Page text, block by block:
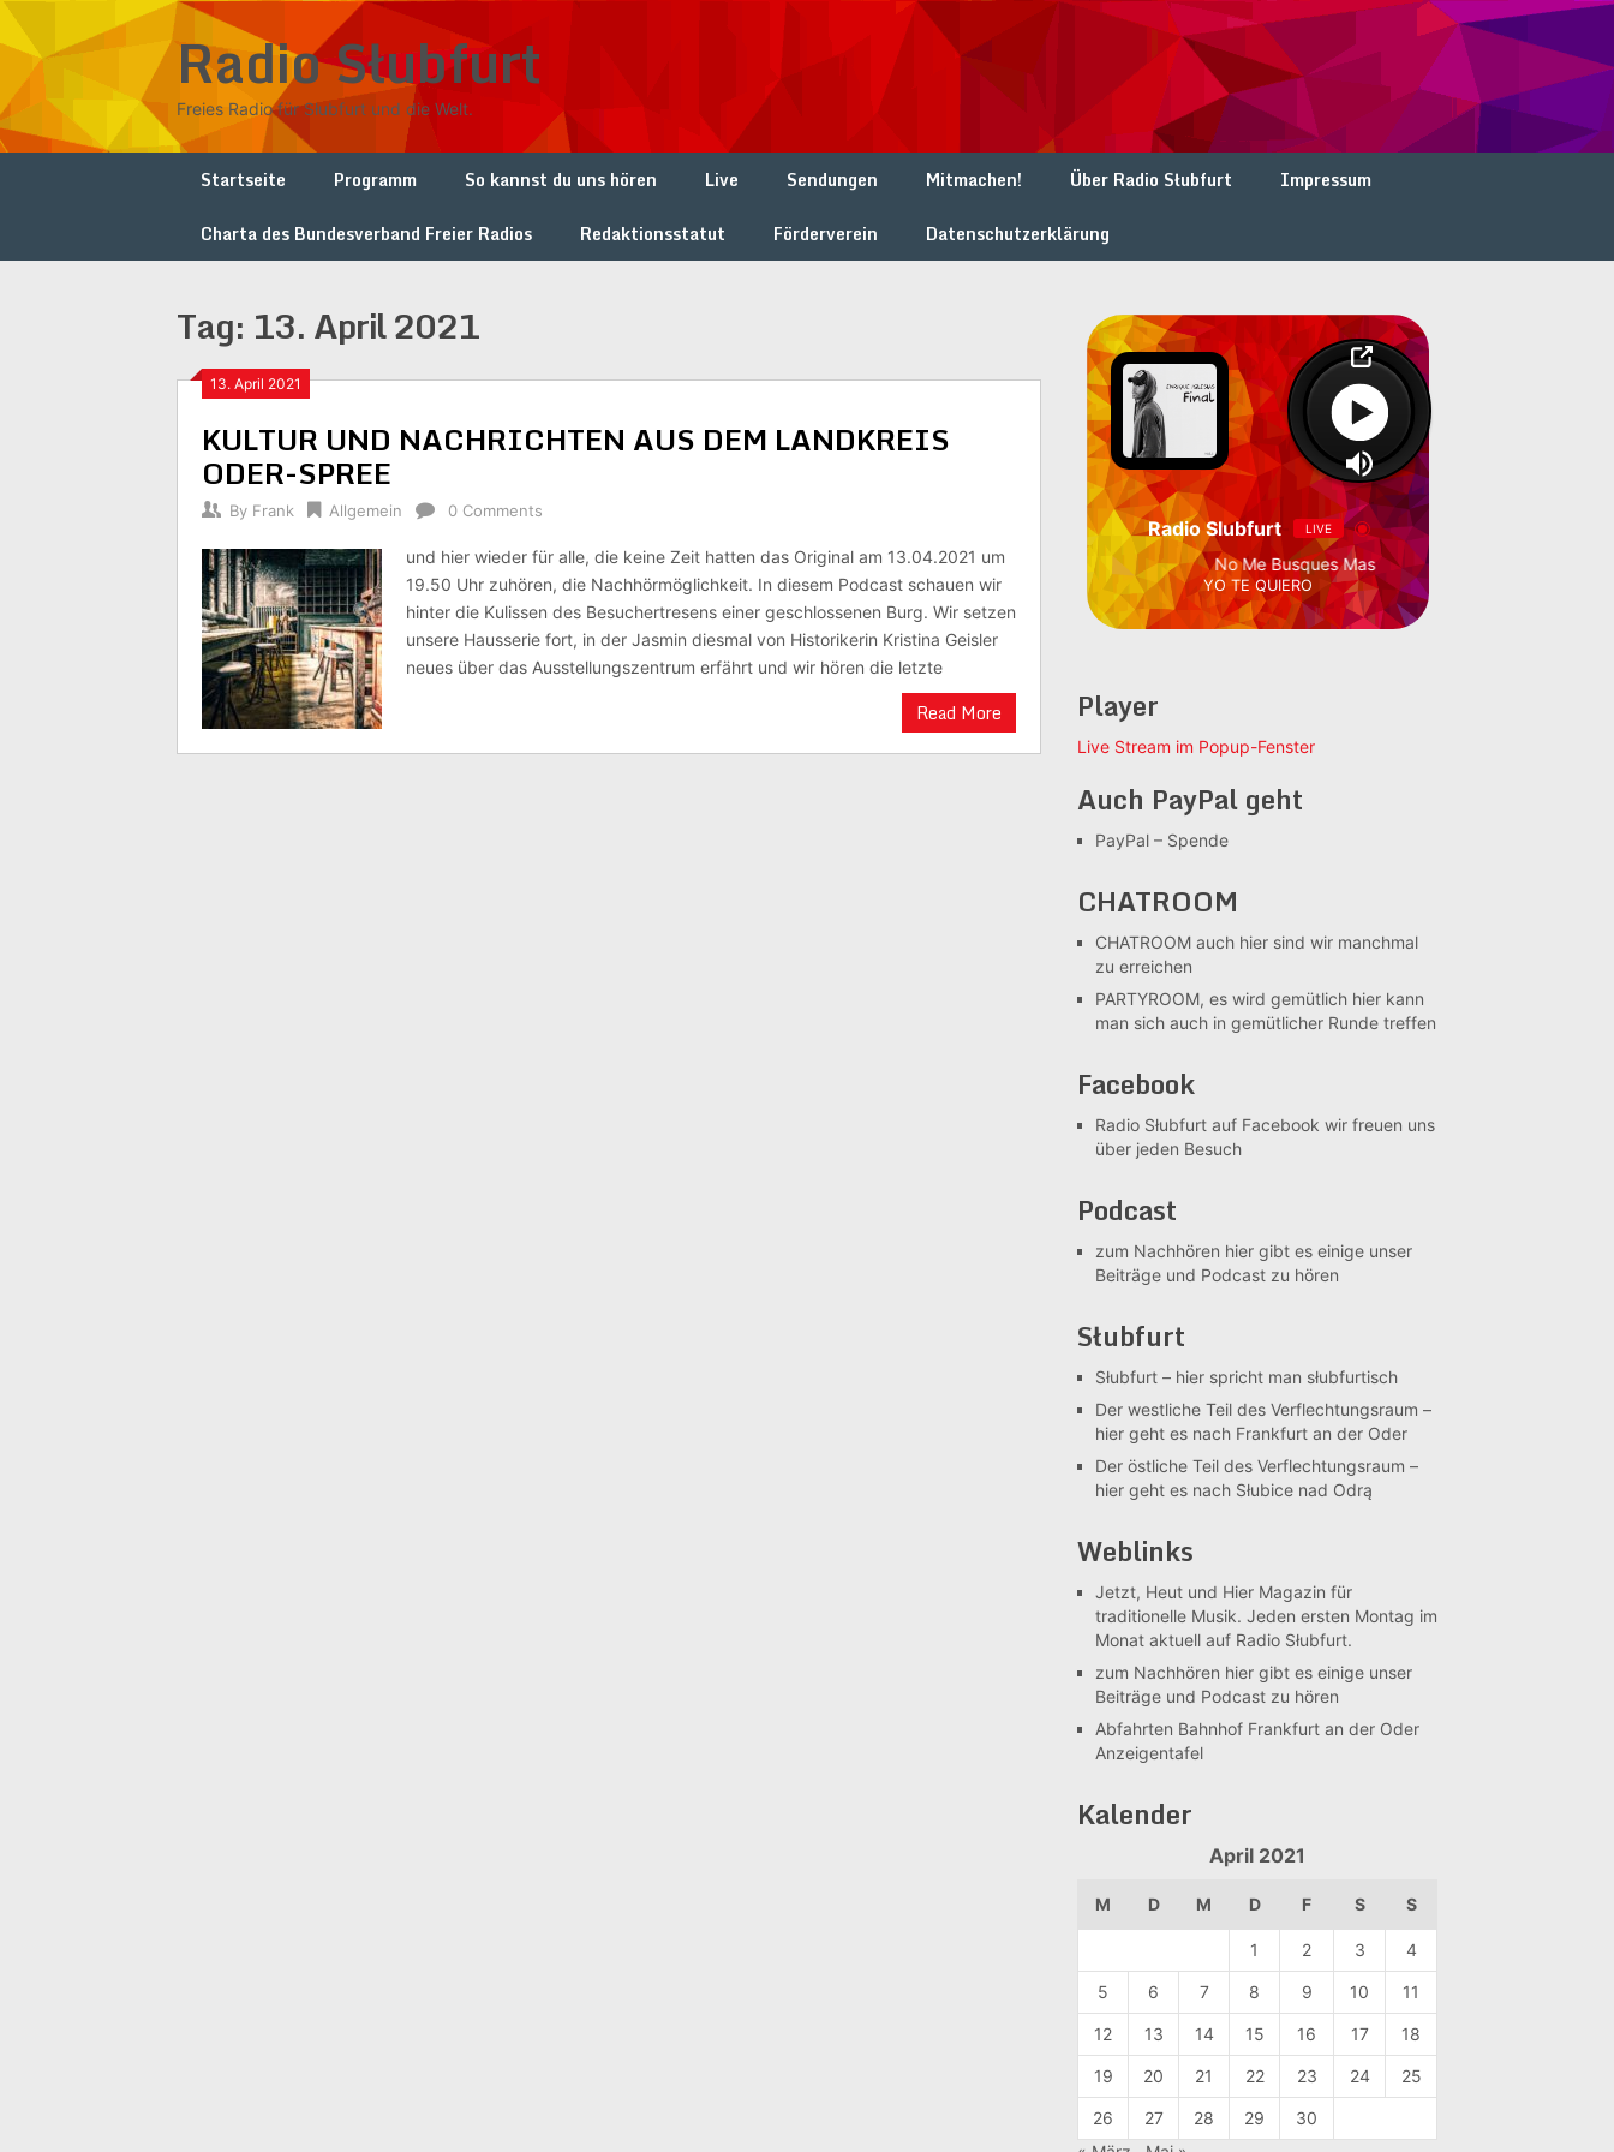
Skip
to
content
Radio Słubfurt
Freies Radio für Słubfurt und die Welt.
Startseite Programm So kannst du uns hören Live Sendungen Mitmachen! Über Radio Słubfurt
Impressum
Charta des Bundesverband Freier Radios
Redaktionsstatut Förderverein Datenschutzerklärung
Tag: 13. April 2021
13. April 2021
KULTUR UND NACHRICHTEN AUS DEM LANDKREIS
ODER-SPREE
By Frank Allgemein 0 Comments
und hier wieder für alle, die keine Zeit hatten das Original am 13.04.2021 um
19.50 Uhr zuhören, die Nachhörmöglichkeit. In diesem Podcast schauen wir
hinter die Kulissen des Besuchertresens einer geschlossenen Burg. Wir setzen
unsere Hausserie fort, in der Jasmin diesmal von Historikerin Kristina Geisler
neues über das Ausstellungszentrum erfährt und wir hören die letzte
Read More
Radio Slubfurt LIVE
No Me Busques Mas
YO TE QUIERO
Player
Live Stream im Popup-Fenster
Auch PayPal geht
PayPal – Spende
CHATROOM
CHATROOM auch hier sind wir manchmal
zu erreichen
PARTYROOM, es wird gemütlich hier kann
man sich auch in gemütlicher Runde treffen
Facebook
Radio Słubfurt auf Facebook wir freuen uns
über jeden Besuch
Podcast
zum Nachhören hier gibt es einige unser
Beiträge und Podcast zu hören
Słubfurt
Słubfurt – hier spricht man słubfurtisch
Der westliche Teil des Verflechtungsraum –
hier geht es nach Frankfurt an der Oder
Der östliche Teil des Verflechtungsraum –
hier geht es nach Słubice nad Odrą
Weblinks
Jetzt, Heut und Hier Magazin für
traditionelle Musik. Jeden ersten Montag im
Monat aktuell auf Radio Słubfurt.
zum Nachhören hier gibt es einige unser
Beiträge und Podcast zu hören
Abfahrten Bahnhof Frankfurt an der Oder
Anzeigentafel
Kalender
April 2021
M D M D F S S
1 2 3 4
5 6 7 8 9 10 11
12 13 14 15 16 17 18
19 20 21 22 23 24 25
26 27 28 29
30